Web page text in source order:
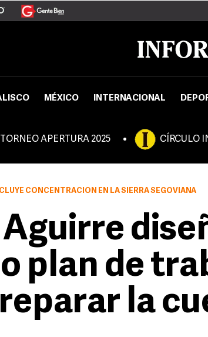
MÉXICO INTERNACIONAL
APERTURA 2025 CÍRCULO
CONCENTRACIÓN EN LA SIERRA SEGOVIANA
plan de
la